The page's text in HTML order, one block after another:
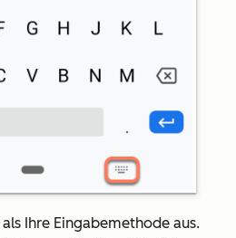
als Ihre Eingabemethode aus.